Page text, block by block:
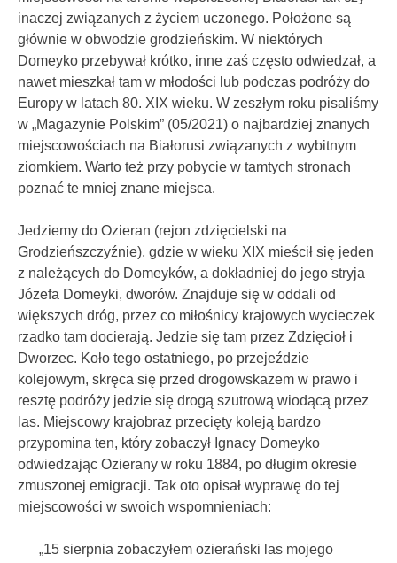
inaczej związanych z życiem uczonego. Położone są
głównie w obwodzie grodzieńskim. W niektórych
Domeyko przebywał krótko, inne zaś często odwiedzał, a
nawet mieszkał tam w młodości lub podczas podróży do
Europy w latach 80. XIX wieku. W zeszłym roku pisaliśmy
w „Magazynie Polskim” (05/2021) o najbardziej znanych
miejscowościach na Białorusi związanych z wybitnym
ziomkiem. Warto też przy pobycie w tamtych stronach
poznać te mniej znane miejsca.
Jedziemy do Ozieran (rejon zdzięcielski na
Grodzieńszczyźnie), gdzie w wieku XIX mieścił się jeden
z należących do Domeyków, a dokładniej do jego stryja
Józefa Domeyki, dworów. Znajduje się w oddali od
większych dróg, przez co miłośnicy krajowych wycieczek
rzadko tam docierają. Jedzie się tam przez Zdzięcioł i
Dworzec. Koło tego ostatniego, po przejeździe
kolejowym, skręca się przed drogowskazem w prawo i
resztę podróży jedzie się drogą szutrową wiodącą przez
las. Miejscowy krajobraz przecięty koleją bardzo
przypomina ten, który zobaczył Ignacy Domeyko
odwiedzając Ozierany w roku 1884, po długim okresie
zmuszonej emigracji. Tak oto opisał wyprawę do tej
miejscowości w swoich wspomnieniach:
„15 sierpnia zobaczyłem ozierański las mojego